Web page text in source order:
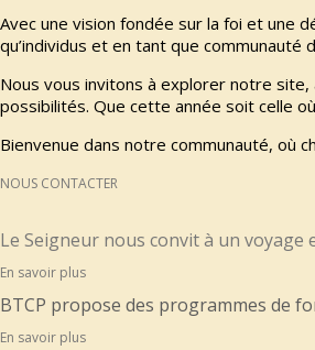
Avec une vision fondée sur la foi et une
qu’individus et en tant que communauté
Nous vous invitons à explorer notre
possibilités. Que cette année soit celle
Bienvenue dans notre communauté, où
NOUS CONTACTER
Le Seigneur nous convit à un voyage
En savoir plus
BTCP propose des programmes de
En savoir plus